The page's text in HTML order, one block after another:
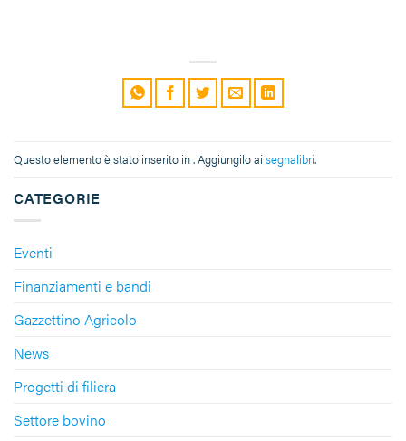
CATEGORIE
Eventi
Finanziamenti e bandi
Gazzettino Agricolo
News
Progetti di filiera
Settore bovino
Questo elemento è stato inserito in . Aggiungilo ai segnalibri.